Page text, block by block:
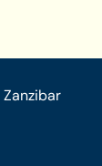
Zanzibar